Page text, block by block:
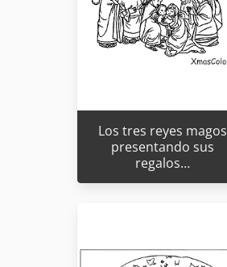
Los tres reyes magos
presentando sus
regalos…